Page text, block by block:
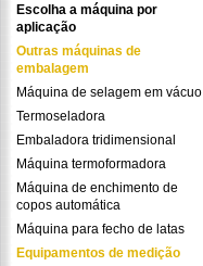
Escolha a máquina por
aplicação
Outras máquinas de
embalagem
Máquina de selagem em vácuo
Termoseladora
Embaladora tridimensional
Máquina termoformadora
Máquina de enchimento de
copos automática
Máquina para fecho de latas
Equipamentos de medição